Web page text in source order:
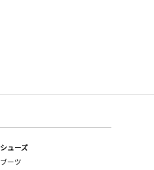
シューズ
ブーツ